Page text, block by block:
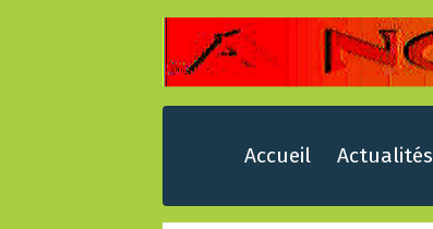
Accueil Actualités